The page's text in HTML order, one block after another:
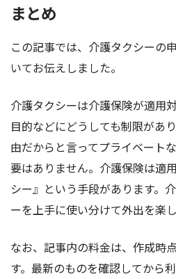
まとめ
この記事では、介護タクシーの
いてお伝えしました。
介護タクシーは介護保険が適用
目的などにどうしても制限があ
由だからと言ってプライベート
要はありません。介護保険は適
シー』という手段があります。
ーを上手に使い分けて外出を楽
なお、記事内の料金は、作成時
す。最新のものを確認してから